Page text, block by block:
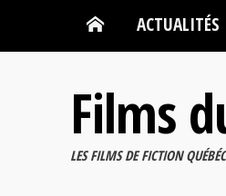
ACTUALITÉS
Films
LES FILMS DE FICTION